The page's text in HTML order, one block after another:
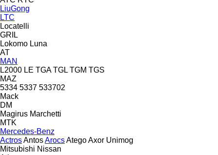
LiuGong
LTC
Locatelli
GRIL
Lokomo Luna
AT
MAN
L2000 LE TGA TGL TGM TGS
MAZ
5334 5337 533702
Mack
DM
Magirus Marchetti
MTK
Mercedes-Benz
ActrosAntosArocsAtegoAxor Unimog
Mitsubishi Nissan